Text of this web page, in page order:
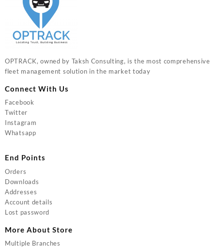
OPTRACK, owned by Taksh Consulting, is the most comprehensive
fleet management solution in the market today
Connect With Us
Facebook
Twitter
Instagram
Whatsapp
End Points
Orders
Downloads
Addresses
Account details
Lost password
More About Store
Multiple Branches